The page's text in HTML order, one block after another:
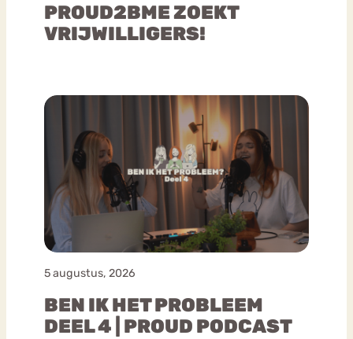
PROUD2BME ZOEKT
VRIJWILLIGERS!
5 augustus, 2026
BEN IK HET PROBLEEM
DEEL 4 | PROUD PODCAST